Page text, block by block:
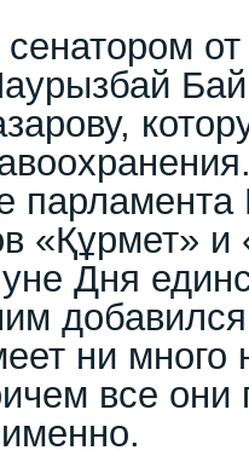
«Құрмет» и
Дня
ни
все они